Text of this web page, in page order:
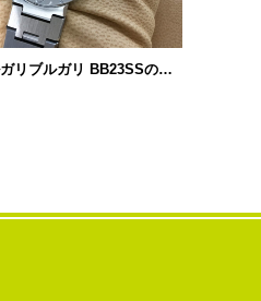
色々なブルガリブルガリ BB23SSの種類について…